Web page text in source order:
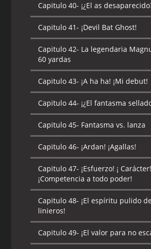
Capitulo 40- ¡¿El as
Capitulo 41- ¡Devil Bat Ghost!
Capitulo 42- La legendaria
60 yardas
Capitulo 43- ¡A ha ha! ¡Mi debut!
Capitulo 44- ¡¿El fantasma
Capitulo 45- Fantasma vs. lanza
Capitulo 46- ¡Ardan! ¡Agallas!
Capitulo 47- ¡Esfuerzo! ¡ Carácter!
¡Competencia a todo poder!
Capitulo 48- ¡El espíritu pulido
linieros!
Capitulo 49- ¡El valor para no